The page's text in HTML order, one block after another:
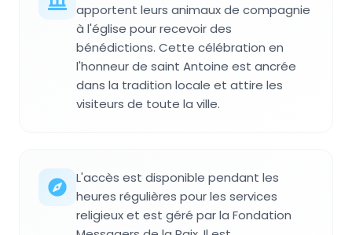
apportent leurs animaux de compagnie
à l'église pour recevoir des
bénédictions. Cette célébration en
l'honneur de saint Antoine est ancrée
dans la tradition locale et attire les
visiteurs de toute la ville.
L'accès est disponible pendant les
heures régulières pour les services
religieux et est géré par la Fondation